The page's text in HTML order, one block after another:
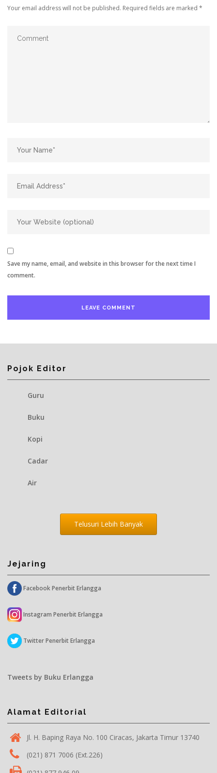
Your email address will not be published. Required fields are marked *
Save my name, email, and website in this browser for the next time I
comment.
Pojok Editor
Guru
Buku
Kopi
Cadar
Air
Telusuri Lebih Banyak
Jejaring
Facebook Penerbit Erlangga
Instagram Penerbit Erlangga
Twitter Penerbit Erlangga
Tweets by Buku Erlangga
Alamat Editorial
Jl. H. Baping Raya No. 100 Ciracas, Jakarta Timur 13740
(021) 871 7006 (Ext.226)